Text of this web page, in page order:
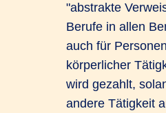
"abstrakte
Berufe in allen
auch für
körperlicher
wird gezahlt,
andere Tätigkeit